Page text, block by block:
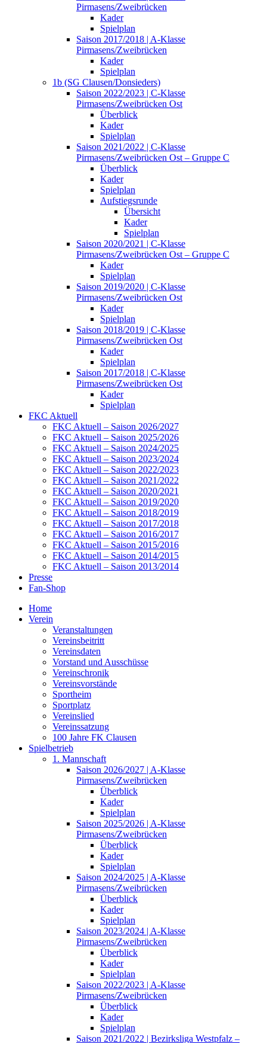
Pirmasens/Zweibrücken
Kader
Spielplan
Saison 2017/2018 | A-Klasse
Pirmasens/Zweibrücken
Kader
Spielplan
1b (SG Clausen/Donsieders)
Saison 2022/2023 | C-Klasse
Pirmasens/Zweibrücken Ost
Überblick
Kader
Spielplan
Saison 2021/2022 | C-Klasse
Pirmasens/Zweibrücken Ost – Gruppe C
Überblick
Kader
Spielplan
Aufstiegsrunde
Übersicht
Kader
Spielplan
Saison 2020/2021 | C-Klasse
Pirmasens/Zweibrücken Ost – Gruppe C
Kader
Spielplan
Saison 2019/2020 | C-Klasse
Pirmasens/Zweibrücken Ost
Kader
Spielplan
Saison 2018/2019 | C-Klasse
Pirmasens/Zweibrücken Ost
Kader
Spielplan
Saison 2017/2018 | C-Klasse
Pirmasens/Zweibrücken Ost
Kader
Spielplan
FKC Aktuell
FKC Aktuell – Saison 2026/2027
FKC Aktuell – Saison 2025/2026
FKC Aktuell – Saison 2024/2025
FKC Aktuell – Saison 2023/2024
FKC Aktuell – Saison 2022/2023
FKC Aktuell – Saison 2021/2022
FKC Aktuell – Saison 2020/2021
FKC Aktuell – Saison 2019/2020
FKC Aktuell – Saison 2018/2019
FKC Aktuell – Saison 2017/2018
FKC Aktuell – Saison 2016/2017
FKC Aktuell – Saison 2015/2016
FKC Aktuell – Saison 2014/2015
FKC Aktuell – Saison 2013/2014
Presse
Fan-Shop
Home
Verein
Veranstaltungen
Vereinsbeitritt
Vereinsdaten
Vorstand und Ausschüsse
Vereinschronik
Vereinsvorstände
Sportheim
Sportplatz
Vereinslied
Vereinssatzung
100 Jahre FK Clausen
Spielbetrieb
1. Mannschaft
Saison 2026/2027 | A-Klasse
Pirmasens/Zweibrücken
Überblick
Kader
Spielplan
Saison 2025/2026 | A-Klasse
Pirmasens/Zweibrücken
Überblick
Kader
Spielplan
Saison 2024/2025 | A-Klasse
Pirmasens/Zweibrücken
Überblick
Kader
Spielplan
Saison 2023/2024 | A-Klasse
Pirmasens/Zweibrücken
Überblick
Kader
Spielplan
Saison 2022/2023 | A-Klasse
Pirmasens/Zweibrücken
Überblick
Kader
Spielplan
Saison 2021/2022 | Bezirksliga Westpfalz –